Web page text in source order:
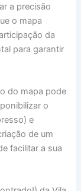
a precisão
o mapa
da
para garantir
do mapa pode
o
e
de um
facilitar a sua